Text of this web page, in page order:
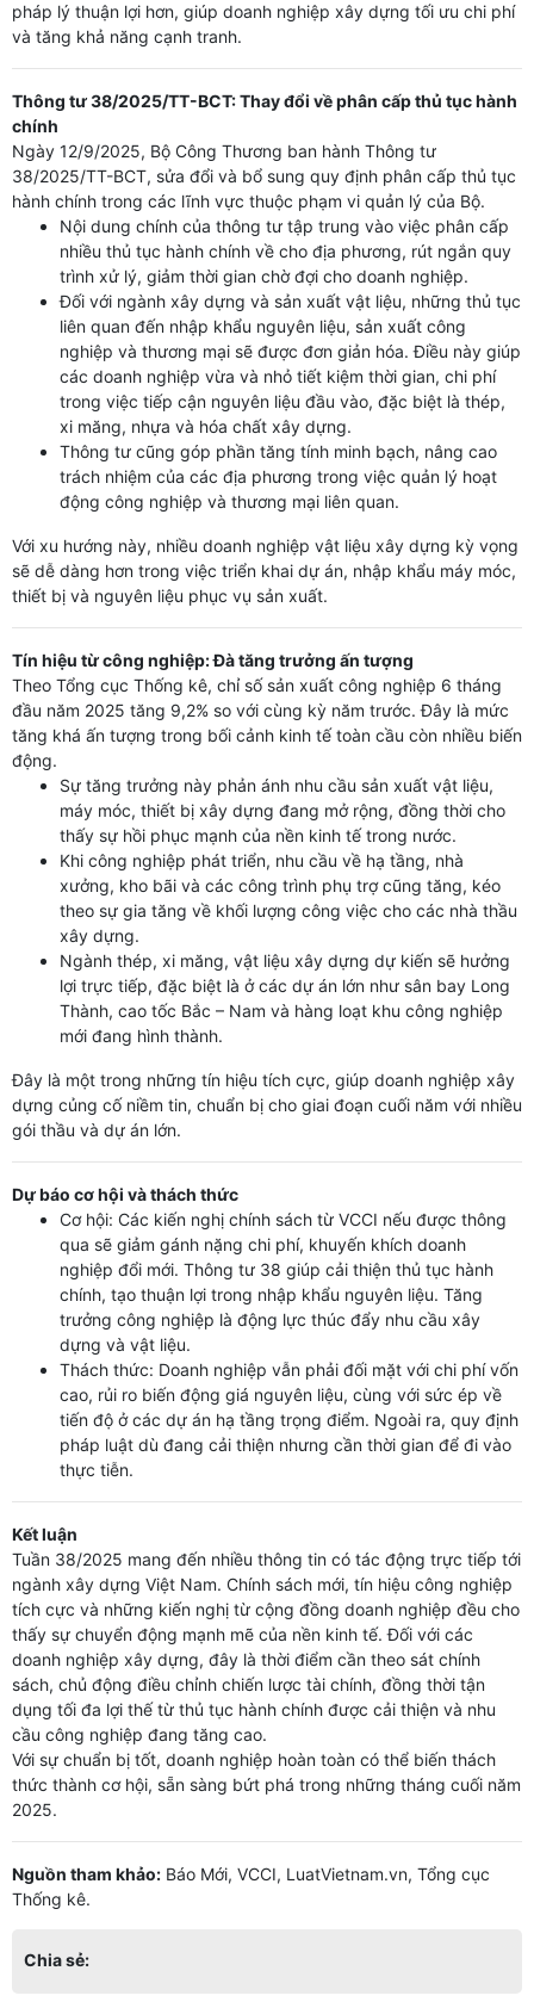
pháp lý thuận lợi hơn, giúp doanh nghiệp xây dựng tối ưu chi phí
và tăng khả năng cạnh tranh.
Thông tư 38/2025/TT-BCT: Thay đổi về phân cấp thủ tục hành
chính
Ngày 12/9/2025, Bộ Công Thương ban hành Thông tư
38/2025/TT-BCT, sửa đổi và bổ sung quy định phân cấp thủ tục
hành chính trong các lĩnh vực thuộc phạm vi quản lý của Bộ.
Nội dung chính của thông tư tập trung vào việc phân cấp
nhiều thủ tục hành chính về cho địa phương, rút ngắn quy
trình xử lý, giảm thời gian chờ đợi cho doanh nghiệp.
Đối với ngành xây dựng và sản xuất vật liệu, những thủ tục
liên quan đến nhập khẩu nguyên liệu, sản xuất công
nghiệp và thương mại sẽ được đơn giản hóa. Điều này giúp
các doanh nghiệp vừa và nhỏ tiết kiệm thời gian, chi phí
trong việc tiếp cận nguyên liệu đầu vào, đặc biệt là thép,
xi măng, nhựa và hóa chất xây dựng.
Thông tư cũng góp phần tăng tính minh bạch, nâng cao
trách nhiệm của các địa phương trong việc quản lý hoạt
động công nghiệp và thương mại liên quan.
Với xu hướng này, nhiều doanh nghiệp vật liệu xây dựng kỳ vọng
sẽ dễ dàng hơn trong việc triển khai dự án, nhập khẩu máy móc,
thiết bị và nguyên liệu phục vụ sản xuất.
Tín hiệu từ công nghiệp: Đà tăng trưởng ấn tượng
Theo Tổng cục Thống kê, chỉ số sản xuất công nghiệp 6 tháng
đầu năm 2025 tăng 9,2% so với cùng kỳ năm trước. Đây là mức
tăng khá ấn tượng trong bối cảnh kinh tế toàn cầu còn nhiều biến
động.
Sự tăng trưởng này phản ánh nhu cầu sản xuất vật liệu,
máy móc, thiết bị xây dựng đang mở rộng, đồng thời cho
thấy sự hồi phục mạnh của nền kinh tế trong nước.
Khi công nghiệp phát triển, nhu cầu về hạ tầng, nhà
xưởng, kho bãi và các công trình phụ trợ cũng tăng, kéo
theo sự gia tăng về khối lượng công việc cho các nhà thầu
xây dựng.
Ngành thép, xi măng, vật liệu xây dựng dự kiến sẽ hưởng
lợi trực tiếp, đặc biệt là ở các dự án lớn như sân bay Long
Thành, cao tốc Bắc – Nam và hàng loạt khu công nghiệp
mới đang hình thành.
Đây là một trong những tín hiệu tích cực, giúp doanh nghiệp xây
dựng củng cố niềm tin, chuẩn bị cho giai đoạn cuối năm với nhiều
gói thầu và dự án lớn.
Dự báo cơ hội và thách thức
Cơ hội: Các kiến nghị chính sách từ VCCI nếu được thông
qua sẽ giảm gánh nặng chi phí, khuyến khích doanh
nghiệp đổi mới. Thông tư 38 giúp cải thiện thủ tục hành
chính, tạo thuận lợi trong nhập khẩu nguyên liệu. Tăng
trưởng công nghiệp là động lực thúc đẩy nhu cầu xây
dựng và vật liệu.
Thách thức: Doanh nghiệp vẫn phải đối mặt với chi phí vốn
cao, rủi ro biến động giá nguyên liệu, cùng với sức ép về
tiến độ ở các dự án hạ tầng trọng điểm. Ngoài ra, quy định
pháp luật dù đang cải thiện nhưng cần thời gian để đi vào
thực tiễn.
Kết luận
Tuần 38/2025 mang đến nhiều thông tin có tác động trực tiếp tới
ngành xây dựng Việt Nam. Chính sách mới, tín hiệu công nghiệp
tích cực và những kiến nghị từ cộng đồng doanh nghiệp đều cho
thấy sự chuyển động mạnh mẽ của nền kinh tế. Đối với các
doanh nghiệp xây dựng, đây là thời điểm cần theo sát chính
sách, chủ động điều chỉnh chiến lược tài chính, đồng thời tận
dụng tối đa lợi thế từ thủ tục hành chính được cải thiện và nhu
cầu công nghiệp đang tăng cao.
Với sự chuẩn bị tốt, doanh nghiệp hoàn toàn có thể biến thách
thức thành cơ hội, sẵn sàng bứt phá trong những tháng cuối năm
2025.
Nguồn tham khảo: Báo Mới, VCCI, LuatVietnam.vn, Tổng cục
Thống kê.
Chia sẻ: